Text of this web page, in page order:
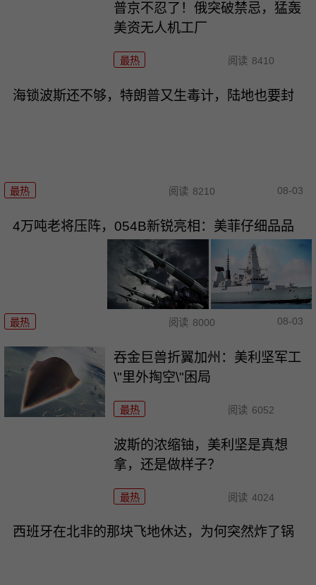
普京不忍了！俄突破禁忌，猛轰
美资无人机工厂
最热 阅读 8410
海锁波斯还不够，特朗普又生毒计，陆地也要封
最热 阅读 8210 08-03
4万吨老将压阵，054B新锐亮相：美菲仔细品品
最热 阅读 8000 08-03
吞金巨兽折翼加州：美利坚军工
\"里外掏空\"困局
最热 阅读 6052
波斯的浓缩铀，美利坚是真想
拿，还是做样子？
最热 阅读 4024
西班牙在北非的那块飞地休达，为何突然炸了锅